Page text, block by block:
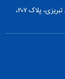
تهران، ضلع شمالی بلوار میرداماد، بین نفت و شمس تبریزی، پلاک ۲۰۷،